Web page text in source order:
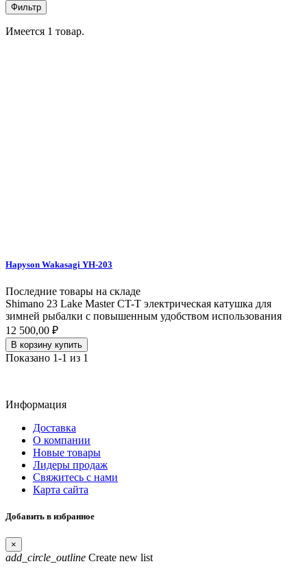
Фильтр
Имеется 1 товар.
Hapyson Wakasagi YH-203
Последние товары на складе
Shimano 23 Lake Master CT-T электрическая катушка для
зимней рыбалки с повышенным удобством использования
12 500,00 ₽
В корзину купить
Показано 1-1 из 1
Информация
Доставка
О компании
Новые товары
Лидеры продаж
Свяжитесь с нами
Карта сайта
Добавить в избранное
×
add_circle_outline Create new list